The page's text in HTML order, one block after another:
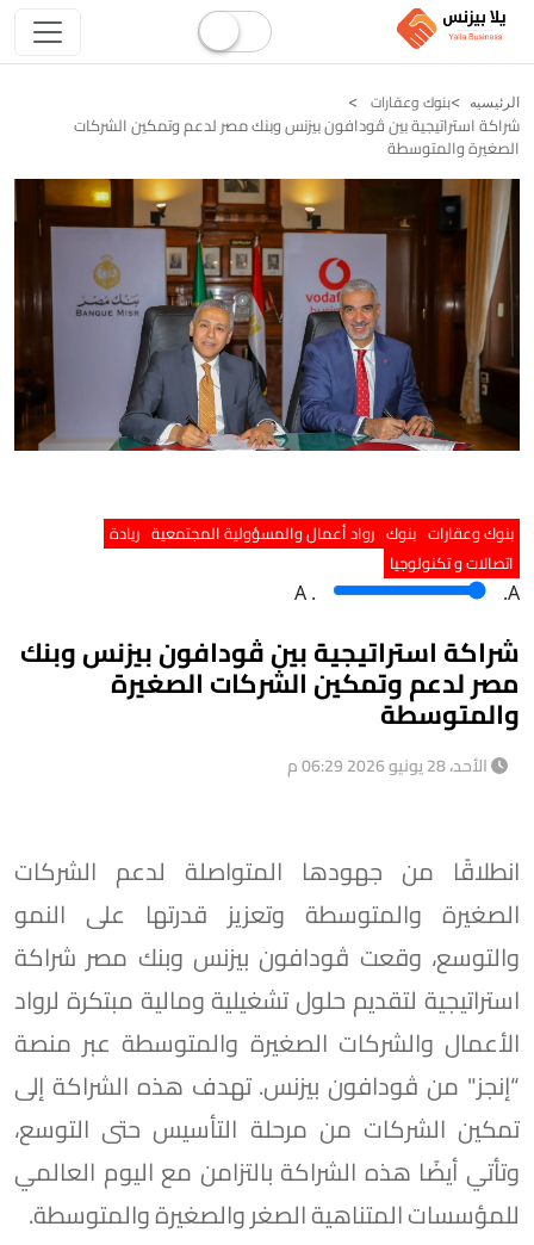
الرئيسيه بنوك وعقارات
شراكة استراتيجية بين ڤودافون بيزنس وبنك مصر لدعم وتمكين الشركات
الصغيرة والمتوسطة
بنوك وعقارات بنوك رواد أعمال والمسؤولية المجتمعية ريادة
اتصالات و تكنولوجيا
A . .A
شراكة استراتيجية بين ڤودافون بيزنس وبنك
مصر لدعم وتمكين الشركات الصغيرة
والمتوسطة
الأحد، 28 يونيو 2026 06:29 م
انطلاقًا من جهودها المتواصلة لدعم الشركات
الصغيرة والمتوسطة وتعزيز قدرتها على النمو
والتوسع، وقعت ڤودافون بيزنس وبنك مصر شراكة
استراتيجية لتقديم حلول تشغيلية ومالية مبتكرة لرواد
الأعمال والشركات الصغيرة والمتوسطة عبر منصة
“إنجز" من ڤودافون بيزنس. تهدف هذه الشراكة إلى
تمكين الشركات من مرحلة التأسيس حتى التوسع،
وتأتي أيضًا هذه الشراكة بالتزامن مع اليوم العالمي
للمؤسسات المتناهية الصغر والصغيرة والمتوسطة.